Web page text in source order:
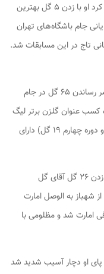
اولین قهرمانی در جام باشگاه‌های آسیا را کسب کرد او با زدن ۵ گل بهترین
جام باشگاه‌های تهران
مظلومی در این مدت در تیم تاج و شهباز با به‌ثمر رساندن ۶۵ گل در جام
عنوان گلزن برتر لیگ
تخت جمشید (دوره اول ۱۵ گل دوره دوم ۱۰ گل و دوره چهارم ۱۹ گل) دارای
همچنین در سه دوره شرکت تاج در جام میلز با زدن ۲۶ گل آقای گل
۱۳۵۶ پس از جدایی از شهباز به الوصل امارت
امارت شد و مظلومی با
پای او دچار آسیب شدید شد